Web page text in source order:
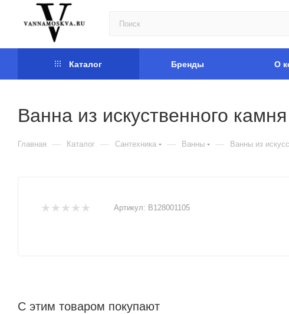
Каталог Бренды О
Ванна из искуственного
Главная — Каталог — Сантехника — Ванны — Ванны из
Артикул: B128001105
С этим товаром покупают